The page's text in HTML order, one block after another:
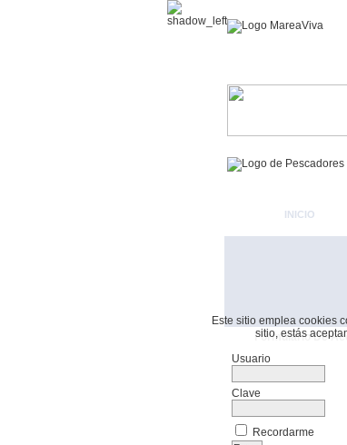
Este sitio emplea cookies
sitio, estás
INICIO
Formulario De
Usuario
Clave
Recordarme